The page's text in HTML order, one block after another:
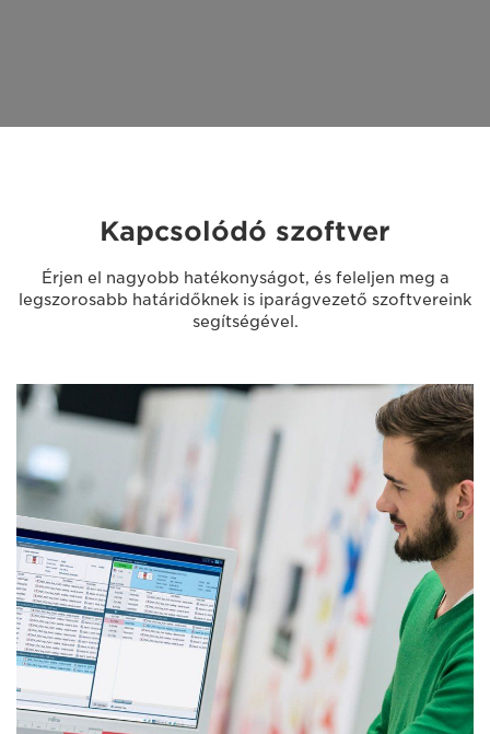
Kapcsolódó szoftver
Érjen el nagyobb hatékonyságot, és feleljen meg a
legszorosabb határidőknek is iparágvezető szoftvereink
segítségével.